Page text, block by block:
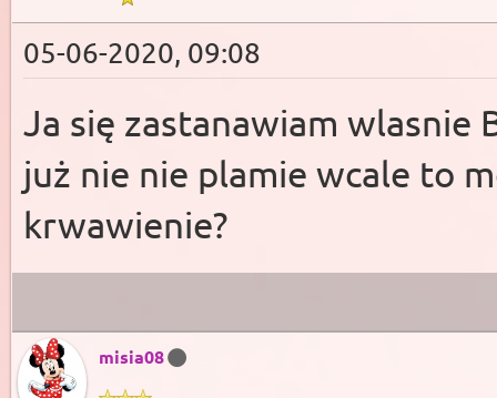
05-06-2020, 09:08
Ja się zastanawiam wlasnie
już nie nie plamie wcale to
krwawienie?
misia08